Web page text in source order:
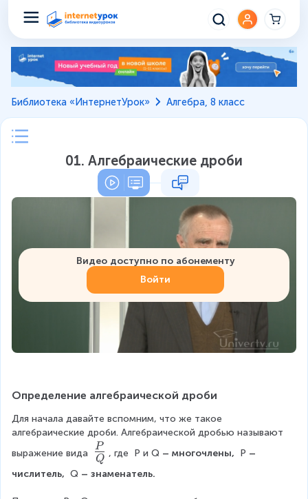
Библиотека «ИнтернетУрок» Алгебра, 8 класс
01. Алгебраические дроби
Видео доступно по абонементу
Войти
Определение алгебраической дроби
Для начала давайте вспомним, что же такое
алгебраические дроби. Алгебраической дробью называют
выражение вида
{
\
L
Q
P
, где P и Q – многочлены, P –
числитель, Q – знаменатель.